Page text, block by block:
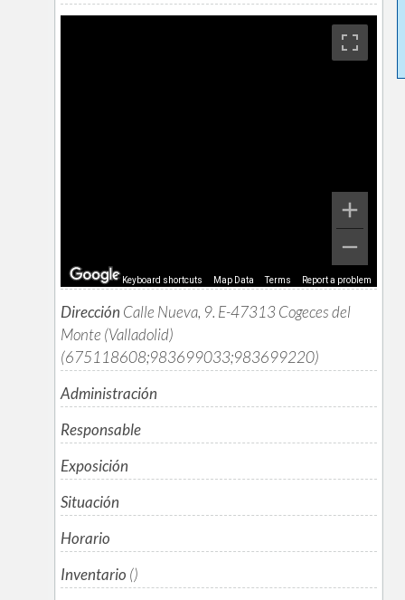
Keyboard shortcuts Map Data Terms Report a problem
Dirección Calle Nueva, 9. E-47313 Cogeces del
Monte (Valladolid)
(675118608;983699033;983699220)
Administración
Responsable
Exposición
Situación
Horario
Inventario ()